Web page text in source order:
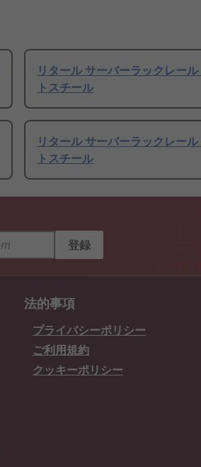
リタール サーバーラックレール
トスチール
リタール サーバーラックレール
トスチール
登録
法的事項
プライバシーポリシー
ご利用規約
クッキーポリシー